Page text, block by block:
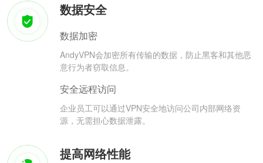
数据安全
数据加密
AndyVPN会加密所有传输的数据，防止黑客和其他恶
意行为者窃取信息。
安全远程访问
企业员工可以通过VPN安全地访问公司内部网络资
源，无需担心数据泄露。
提高网络性能